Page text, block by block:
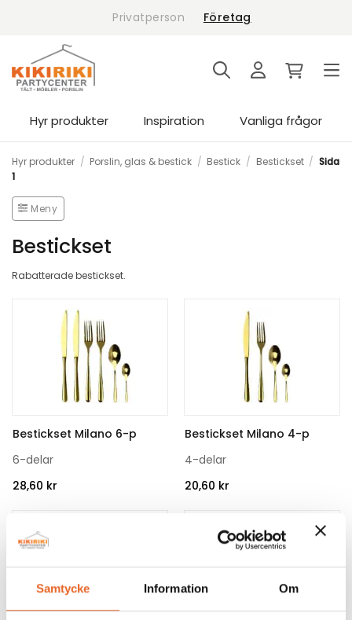
Samtycke Information Om
Privatperson Företag
Hyr produkter Inspiration Vanliga frågor
Hyr produkter / Porslin, glas & bestick / Bestick / Bestickset / Sida
1
Meny
Bestickset
Rabatterade bestickset.
Bestickset Milano 6-p
6-delar
28,60 kr
Bestickset Milano 4-p
4-delar
20,60 kr